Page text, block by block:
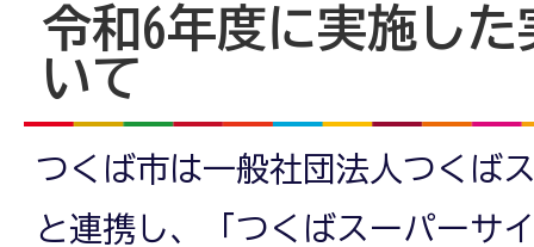
令和6年度に実施し
いて
つくば市は一般社団法人つくば
と連携し、「つくばスーパーサ